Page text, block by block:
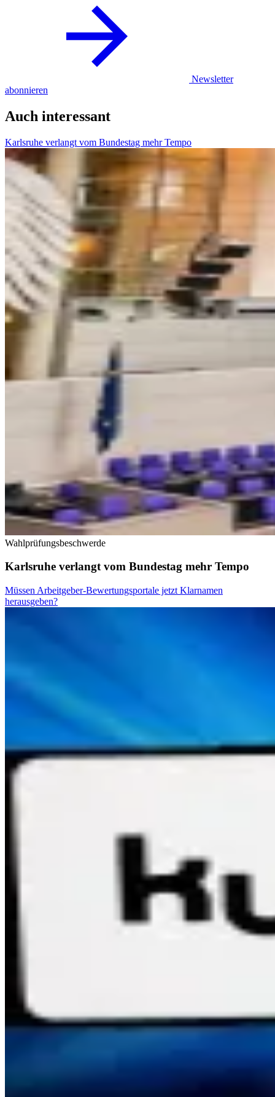
Newsletter
abonnieren
Auch interessant
Karlsruhe verlangt vom Bundestag mehr Tempo
Wahlprüfungsbeschwerde
Karlsruhe verlangt vom Bundestag mehr Tempo
Müssen Arbeitgeber-Bewertungsportale jetzt Klarnamen
herausgeben?